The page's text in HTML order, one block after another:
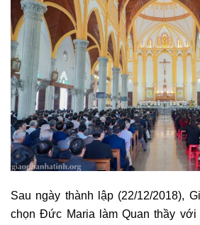
Sau ngày thành lập (22/12/2018),
chọn Đức Maria làm Quan thầy